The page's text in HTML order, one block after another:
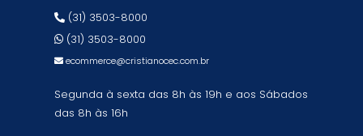
(31) 3503-8000
(31) 3503-8000
ecommerce@cristianocec.com.br
Segunda à sexta das 8h às 19h e aos Sábados
das 8h às 16h